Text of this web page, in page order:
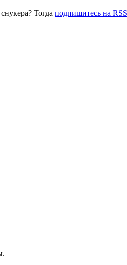
Тогда подпишитесь на RSS